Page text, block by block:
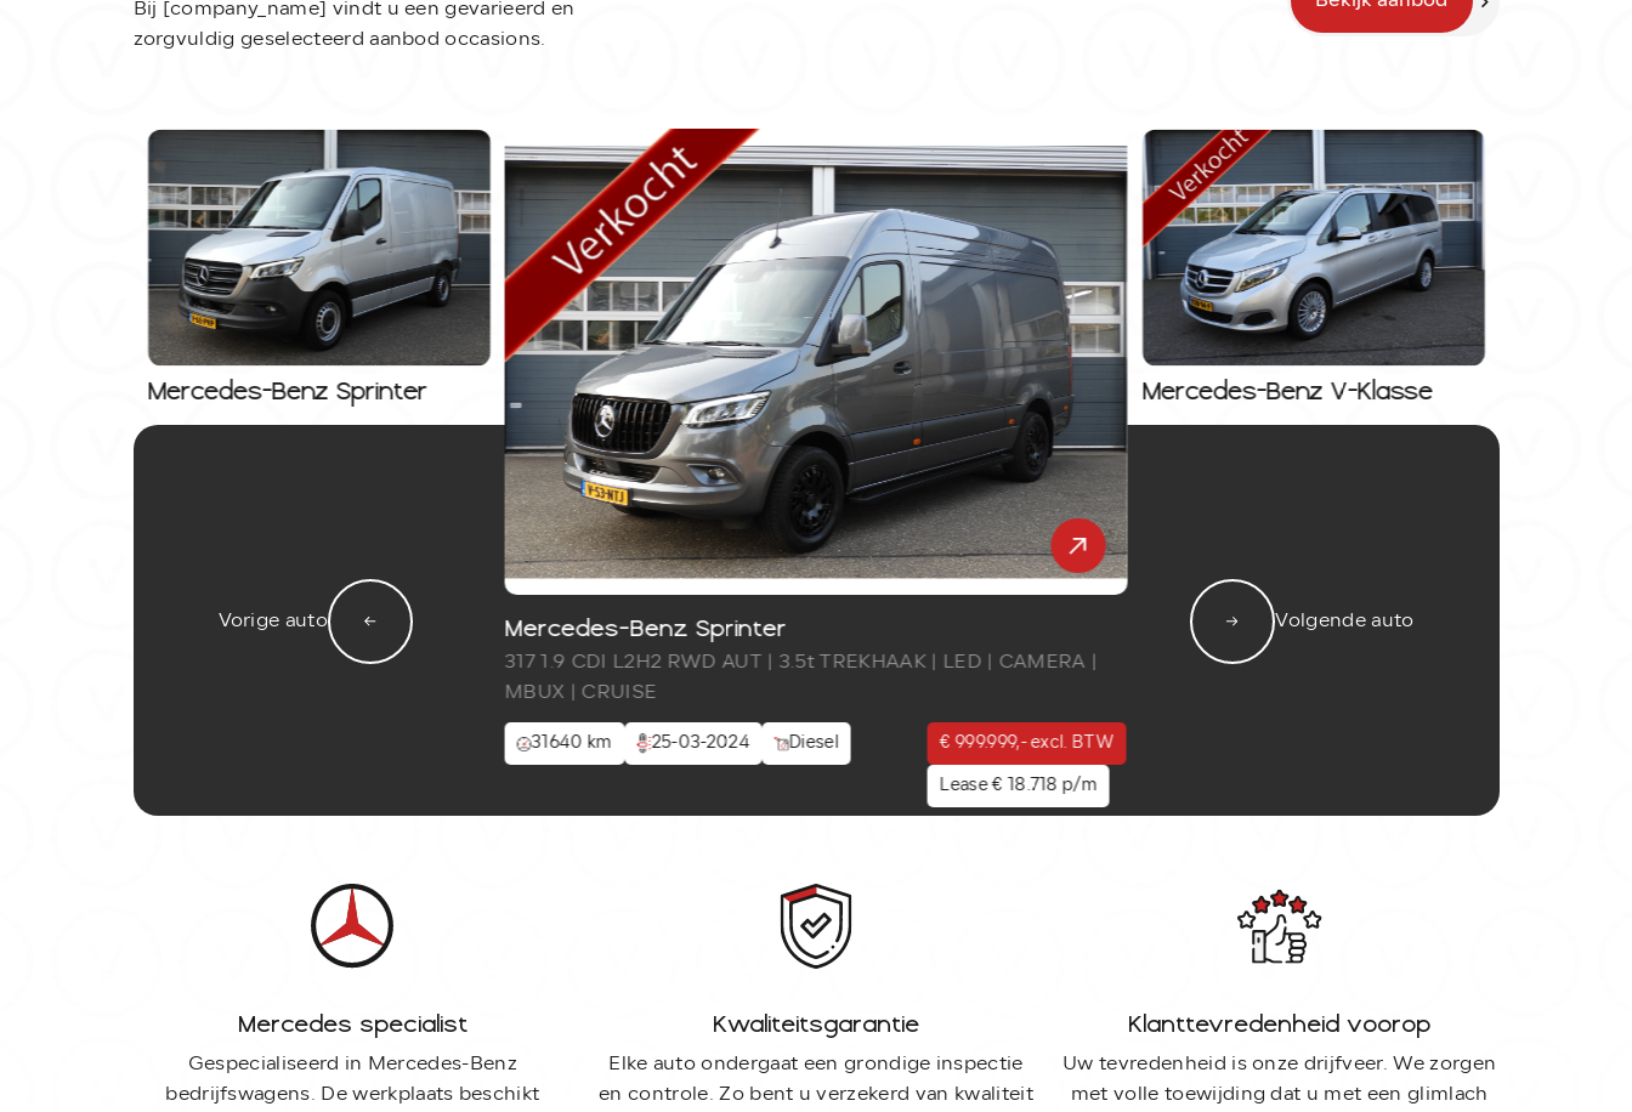
Bij [company_name] vindt u een gevarieerd en
zorgvuldig geselecteerd aanbod occasions.
Mercedes-Benz Sprinter
Mercedes-Benz Sprinter
317 1.9 CDI L2H2 RWD AUT | 3.5t TREKHAAK | LED | CAMERA |
MBUX | CRUISE
31640 km 25-03-2024 Diesel € 999.999,- excl. BTW
Lease € 18.718 p/m
Mercedes-Benz V-Klasse
Vorige auto Volgende auto
Mercedes specialist
Gespecialiseerd in Mercedes-Benz
bedrijfswagens. De werkplaats beschikt
Kwaliteitsgarantie
Elke auto ondergaat een grondige inspectie
en controle. Zo bent u verzekerd van kwaliteit
Klanttevredenheid voorop
Uw tevredenheid is onze drijfveer. We zorgen
met volle toewijding dat u met een glimlach